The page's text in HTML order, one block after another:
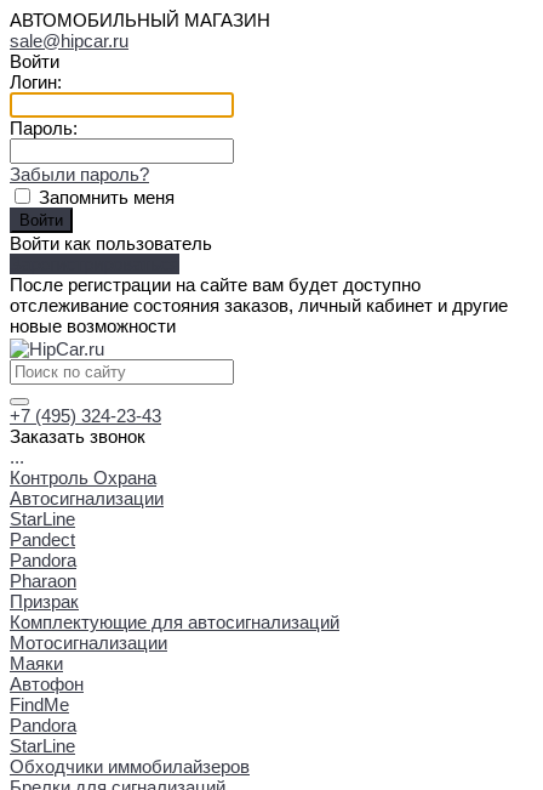
АВТОМОБИЛЬНЫЙ МАГАЗИН
sale@hipcar.ru
Войти
Логин:
Пароль:
Забыли пароль?
Запомнить меня
Войти как пользователь
После регистрации на сайте вам будет доступно
отслеживание состояния заказов, личный кабинет и другие
новые возможности
+7 (495) 324-23-43
Заказать звонок
...
Контроль Охрана
Автосигнализации
StarLine
Pandect
Pandora
Pharaon
Призрак
Комплектующие для автосигнализаций
Мотосигнализации
Маяки
Автофон
FindMe
Pandora
StarLine
Обходчики иммобилайзеров